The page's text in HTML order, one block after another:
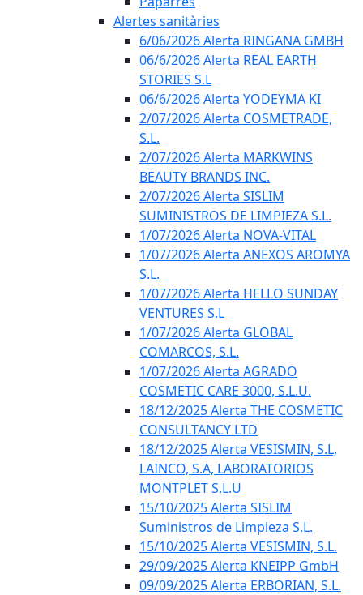
Alertes sanitàries
6/06/2026 Alerta RINGANA GMBH
06/6/2026 Alerta REAL EARTH
STORIES S.L
06/6/2026 Alerta YODEYMA KI
2/07/2026 Alerta COSMETRADE,
S.L.
2/07/2026 Alerta MARKWINS
BEAUTY BRANDS INC.
2/07/2026 Alerta SISLIM
SUMINISTROS DE LIMPIEZA S.L.
1/07/2026 Alerta NOVA-VITAL
1/07/2026 Alerta ANEXOS AROMYA
S.L.
1/07/2026 Alerta HELLO SUNDAY
VENTURES S.L
1/07/2026 Alerta GLOBAL
COMARCOS, S.L.
1/07/2026 Alerta AGRADO
COSMETIC CARE 3000, S.L.U.
18/12/2025 Alerta THE COSMETIC
CONSULTANCY LTD
18/12/2025 Alerta VESISMIN, S.L,
LAINCO, S.A, LABORATORIOS
MONTPLET S.L.U
15/10/2025 Alerta SISLIM
Suministros de Limpieza S.L.
15/10/2025 Alerta VESISMIN, S.L.
29/09/2025 Alerta KNEIPP GmbH
09/09/2025 Alerta ERBORIAN, S.L.